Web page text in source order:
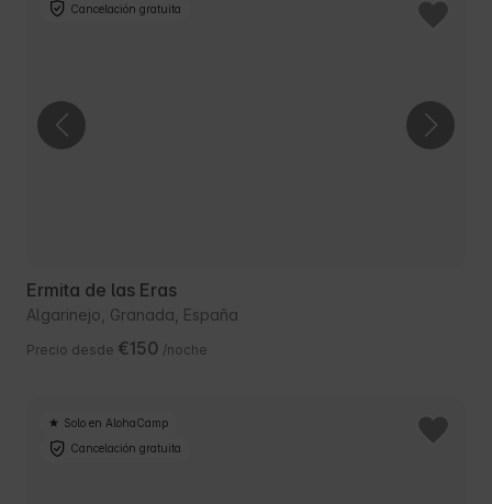
Cancelación gratuita
Ermita de las Eras
Algarinejo, Granada, España
Precio desde €150 /noche
Solo en AlohaCamp
Cancelación gratuita